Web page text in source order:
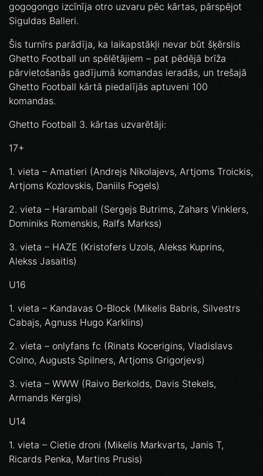
gogogongo izcīnīja otro uzvaru pēc kārtas, pārspējot
Siguldas Balleri.
Šis turnīrs parādīja, ka laikapstākļi nevar būt šķērslis
Ghetto Football un spēlētājiem – pat pēdējā brīža
pārvietošanās gadījumā komandas ieradās, un trešajā
Ghetto Football kārtā piedalījās aptuveni 100
komandas.
Ghetto Football 3. kārtas uzvarētāji:
17+
1. vieta – Amatieri (Andrejs Nikolajevs, Artjoms Troickis,
Artjoms Kozlovskis, Daniils Fogels)
2. vieta – Haramball (Sergejs Butrims, Zahars Vinklers,
Dominiks Romenskis, Ralfs Markss)
3. vieta – HAZE (Kristofers Uzols, Alekss Kuprins,
Alekss Jasaitis)
U16
1. vieta – Kandavas O-Block (Mikelis Babris, Silvestrs
Cabajs, Agnuss Hugo Karklins)
2. vieta – onlyfans fc (Rinats Kocerigins, Vladislavs
Colno, Augusts Spilners, Artjoms Grigorjevs)
3. vieta – WWW (Raivo Berkolds, Davis Stekels,
Armands Kergis)
U14
1. vieta – Cietie droni (Mikelis Markvarts, Janis T,
Ricards Penka, Martins Prusis)